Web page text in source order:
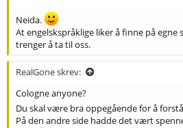
Neida.
At engelskspråklige liker å finne på egne
trenger å ta til oss.
RealGone skrev:
Cologne anyone?
Du skal være bra oppegående for å
På den andre side hadde det vært